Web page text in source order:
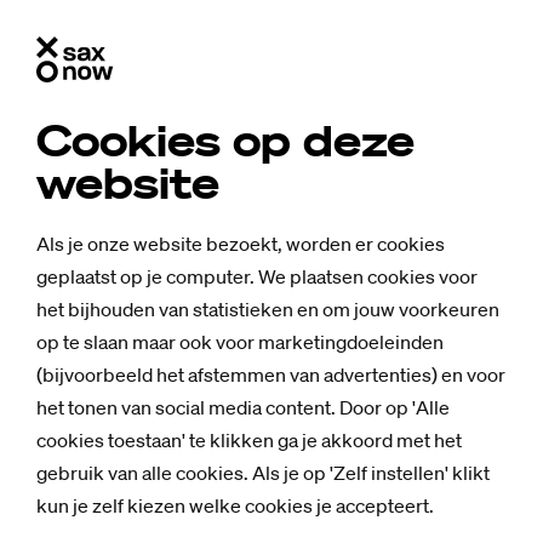
Cookies op deze
website
Als je onze website bezoekt, worden er cookies
geplaatst op je computer. We plaatsen cookies voor
het bijhouden van statistieken en om jouw voorkeuren
op te slaan maar ook voor marketingdoeleinden
(bijvoorbeeld het afstemmen van advertenties) en voor
het tonen van social media content. Door op 'Alle
cookies toestaan' te klikken ga je akkoord met het
gebruik van alle cookies. Als je op 'Zelf instellen' klikt
kun je zelf kiezen welke cookies je accepteert.
Nieuws